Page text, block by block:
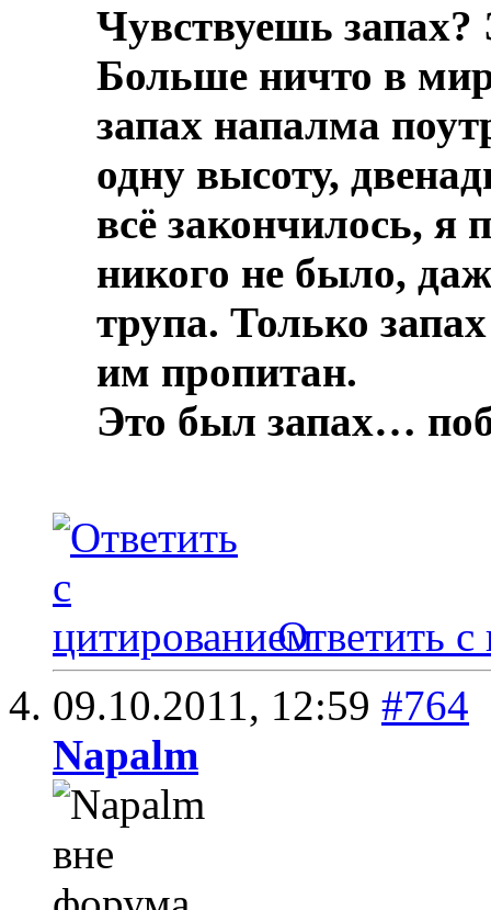
Чувствуешь
Больше ничто в
запах напалма
одну высоту,
всё закончилось, я
никого не было,
трупа. Только
им пропитан.
Это был запах…
Ответить с
09.10.2011, 12:59 #764
Napalm